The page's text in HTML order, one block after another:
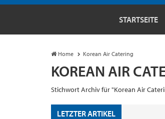
STARTSEITE
Home Korean Air Catering
KOREAN AIR
Stichwort Archiv für "Korean Air
LETZTER ARTIKEL